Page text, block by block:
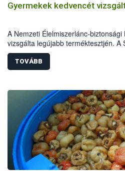
Gyermekek kedvencét
A Nemzeti Élelmiszerlánc-biztonsági
vizsgálta legújabb terméktesztjén.
gumicukrot ellenőriztek a hatóság
szempontból valamennyi
termék esetében kellett hatósági
TOVÁBB